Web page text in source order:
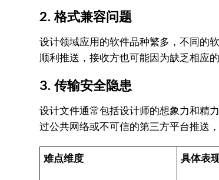
2. 格式兼容问题
设计领域应用的软件品种繁多，不同的
顺利推送，接收方也可能因为缺乏相应
3. 传输安全隐患
设计文件通常包括设计师的想象力和精
过公共网络或不可信的第三方平台推送
难点维度 具体表